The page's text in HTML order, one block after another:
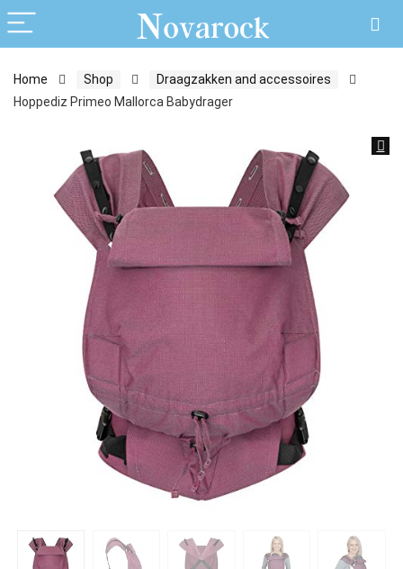
Home Shop
Draagzakken and accessoires
Hoppediz Primeo Mallorca Babydrager